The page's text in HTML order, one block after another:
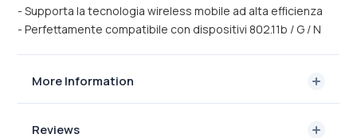
- Supporta la tecnologia wireless mobile ad alta efficienza
- Perfettamente compatibile con dispositivi 802.11b / G / N
More Information
Reviews